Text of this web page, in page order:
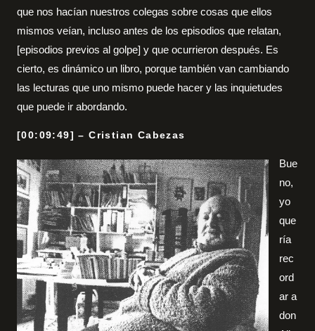
que nos hacían nuestros colegas sobre cosas que ellos
mismos veían, incluso antes de los episodios que relatan,
[episodios previos al golpe] y que ocurrieron después. Es
cierto, es dinámico un libro, porque también van cambiando
las lecturas que uno mismo puede hacer y las inquietudes
que puede ir abordando.
[00:09:49] – Cristian Cabezas
Bue
no,
yo
que
ría
rec
ord
ar a
don